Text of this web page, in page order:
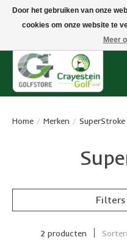
Snelle levering, gratis vanaf €
Home / Merken / SuperStroke
2 producten
Door het gebruiken van onze
cookies om onze website te
Meer